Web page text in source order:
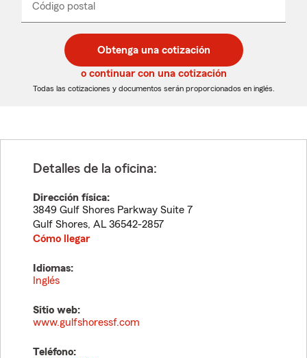
desplegable
Código postal
de
5
dígitos
de
5
dígitos
_____
Obtenga una cotización
o continuar con una cotización
Todas las cotizaciones y documentos serán proporcionados en inglés.
Detalles de la oficina:
Dirección física:
3849 Gulf Shores Parkway Suite 7
Gulf Shores, AL 36542-2857
Cómo llegar
Idiomas:
Inglés
Sitio web:
www.gulfshoressf.com
Teléfono: